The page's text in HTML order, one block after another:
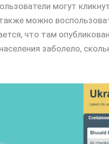
могут
можно
что там
заболело,